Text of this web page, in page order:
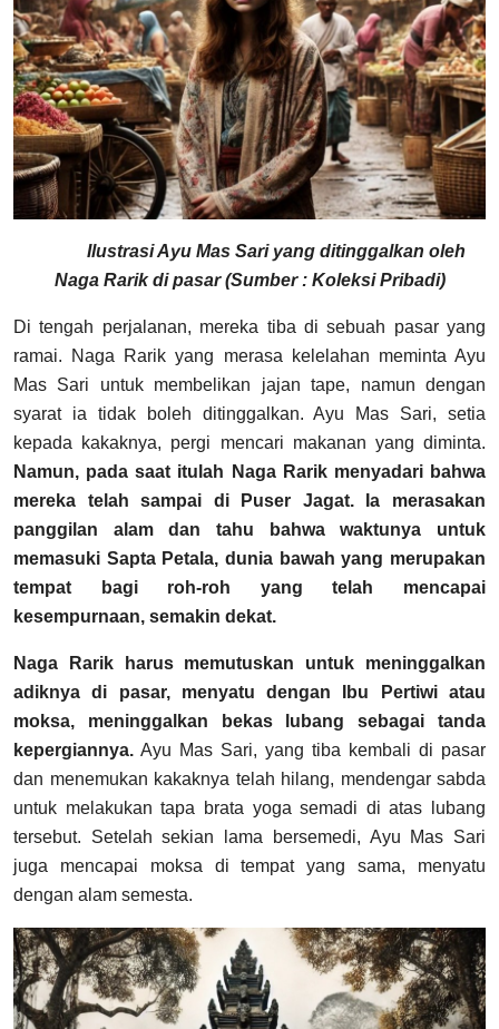
Ilustrasi Ayu Mas Sari yang ditinggalkan oleh
Naga Rarik di pasar (Sumber : Koleksi Pribadi)
Di tengah perjalanan, mereka tiba di sebuah pasar yang
ramai. Naga Rarik yang merasa kelelahan meminta Ayu
Mas Sari untuk membelikan jajan tape, namun dengan
syarat ia tidak boleh ditinggalkan. Ayu Mas Sari, setia
kepada kakaknya, pergi mencari makanan yang diminta.
Namun, pada saat itulah Naga Rarik menyadari bahwa
mereka telah sampai di Puser Jagat. Ia merasakan
panggilan alam dan tahu bahwa waktunya untuk
memasuki Sapta Petala, dunia bawah yang merupakan
tempat bagi roh-roh yang telah mencapai
kesempurnaan, semakin dekat.
Naga Rarik harus memutuskan untuk meninggalkan
adiknya di pasar, menyatu dengan Ibu Pertiwi atau
moksa, meninggalkan bekas lubang sebagai tanda
kepergiannya. Ayu Mas Sari, yang tiba kembali di pasar
dan menemukan kakaknya telah hilang, mendengar sabda
untuk melakukan tapa brata yoga semadi di atas lubang
tersebut. Setelah sekian lama bersemedi, Ayu Mas Sari
juga mencapai moksa di tempat yang sama, menyatu
dengan alam semesta.